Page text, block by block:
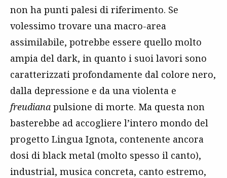
non ha punti palesi di riferimento. Se
volessimo trovare una macro-area
assimilabile, potrebbe essere quello molto
ampia del dark, in quanto i suoi lavori sono
caratterizzati profondamente dal colore nero,
dalla depressione e da una violenta e
freudiana pulsione di morte. Ma questa non
basterebbe ad accogliere l’intero mondo del
progetto Lingua Ignota, contenente ancora
dosi di black metal (molto spesso il canto),
industrial, musica concreta, canto estremo,